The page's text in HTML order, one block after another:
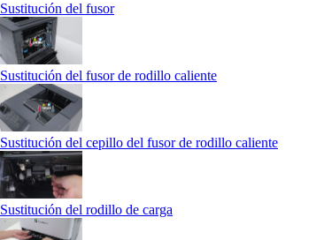
Sustitución del fusor
Sustitución del fusor de rodillo caliente
Sustitución del cepillo del fusor de rodillo caliente
Sustitución del rodillo de carga